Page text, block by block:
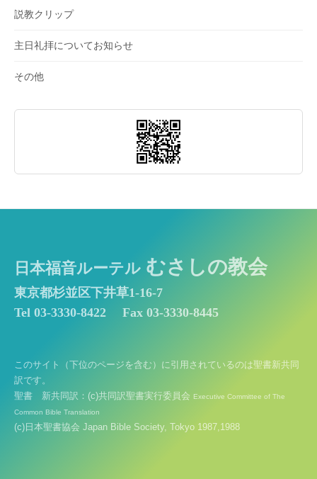
説教クリップ
主日礼拝についてお知らせ
その他
日本福音ルーテル むさしの教会
東京都杉並区下井草1-16-7
Tel 03-3330-8422
Fax 03-3330-8445
このサイト（下位のページを含む）に引用されているのは聖書新共同
訳です。
聖書 新共同訳：(c)共同訳聖書実行委員会 Executive Committee of The
Common Bible Translation
(c)日本聖書協会 Japan Bible Society, Tokyo 1987,1988